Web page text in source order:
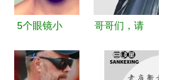
5个眼镜小
提升颜值变
哥哥们，请
镜“杀”我